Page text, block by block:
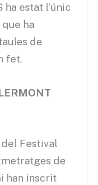
ha estat l’únic
ha
de
fet.
del Festival
de
han inscrit